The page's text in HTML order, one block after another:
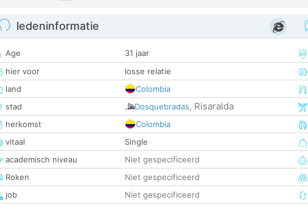
ledeninformatie
Age
31 jaar
hier voor
losse relatie
land
Colombia
stad
Dosquebradas, Risaralda
herkomst
Colombia
vitaal
Single
academisch niveau
Niet gespecificeerd
Roken
Niet gespecificeerd
job
Niet gespecificeerd